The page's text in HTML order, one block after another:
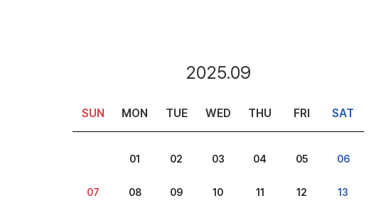
2025.09
SUN MON TUE WED THU FRI SAT
01 02 03 04 05 06
07 08 09 10 11 12 13